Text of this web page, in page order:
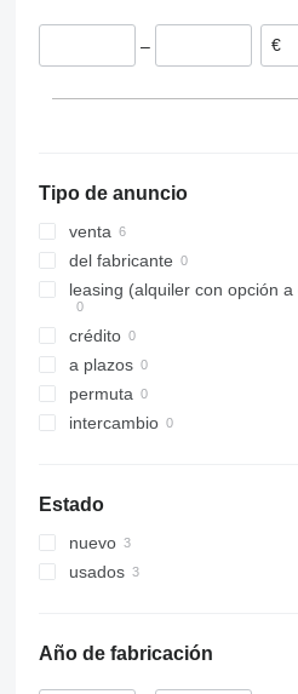
938
966
972
973
980
990
992
C-series
D series
–
Tipo de anuncio
venta
del fabricante
leasing (alquiler con opción a
crédito
a plazos
permuta
intercambio
Estado
nuevo
usados
Año de fabricación